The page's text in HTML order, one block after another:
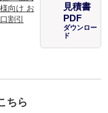
見積書
PDF
ダウンロー
ド
ちら